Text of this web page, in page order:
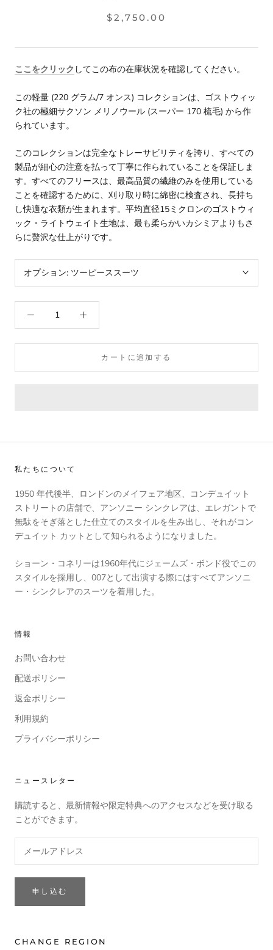
$2,750.00
ここをクリック してこの布の在庫状況を確認してください。
この軽量 (220 グラム/7 オンス) コレクションは、ゴストウィッ
ク社の極細サクソン メリノウール (スーパー 170 梳毛) から作
られています。
このコレクションは完全なトレーサビリティを誇り、すべての
製品が細心の注意を払って丁寧に作られていることを保証しま
す。すべてのフリースは、最高品質の繊維のみを使用している
ことを確認するために、刈り取り時に綿密に検査され、長持ち
し快適な衣類が生まれます。平均直径15ミクロンのゴストウィ
ック・ライトウェイト生地は、最も柔らかいカシミアよりもさ
らに贅沢な仕上がりです。
オプション: ツーピーススーツ
カートに追加する
私たちについて
1950 年代後半、ロンドンのメイフェア地区、コンデュイット
ストリートの店舗で、アンソニー シンクレアは、エレガントで
無駄をそぎ落とした仕立てのスタイルを生み出し、それがコン
デュイット カットとして知られるようになりました。
ショーン・コネリーは1960年代にジェームズ・ボンド役でこの
スタイルを採用し、007として出演する際にはすべてアンソニ
ー・シンクレアのスーツを着用した。
情報
お問い合わせ
配送ポリシー
返金ポリシー
利用規約
プライバシーポリシー
ニュースレター
購読すると、最新情報や限定特典へのアクセスなどを受け取る
ことができます。
申し込む
CHANGE REGION